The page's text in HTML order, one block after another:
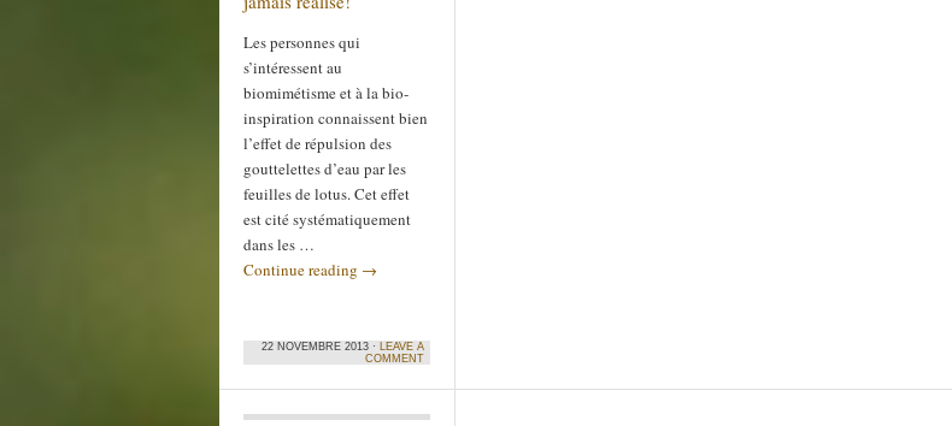
Les personnes qui
s’intéressent au
biomimétisme et à la bio-
inspiration connaissent bien
l’effet de répulsion des
gouttelettes d’eau par les
feuilles de lotus. Cet effet
est cité systématiquement
dans les …
Continue reading →
22 NOVEMBRE 2013 · LEAVE A
COMMENT